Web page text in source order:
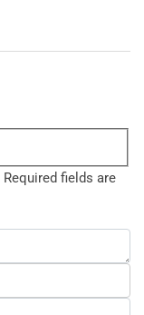
Required fields are